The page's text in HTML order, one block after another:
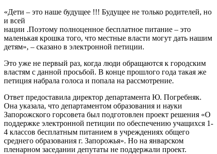
«Дети – это наше будущее !!! Будущее не только родителей, но
и всей
нации .Поэтому полноценное бесплатное питание – это
маленькая крошка того, что местные власти могут дать нашим
детям», – сказано в электронной петиции.
Это уже не первый раз, когда люди обращаются к городским
властям с данной просьбой. В конце прошлого года такая же
петиция набрала голоса и попала на рассмотрение.
Ответ предоставила директор департамента Ю. Погребняк.
Она указала, что департаментом образования и науки
Запорожского горсовета был подготовлен проект решения «О
поддержке электронной петиции по обеспечению учащихся 1-
4 классов бесплатным питанием в учреждениях общего
среднего образования г. Запорожья». Но на январском
пленарном заседании депутаты не поддержали проект.